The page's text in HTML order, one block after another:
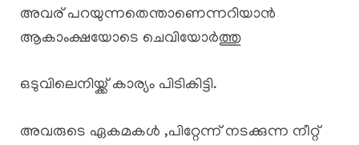
അവര് പറയുന്നതെന്താണെന്നറിയാൻ
ആകാംക്ഷയോടെ ചെവിയോർത്തു
ഒടുവിലെനിയ്ക്ക് കാര്യം പിടികിട്ടി.
അവരുടെ ഏകമകൾ ,പിറ്റേന്ന് നടക്കുന്ന നീറ്റ്